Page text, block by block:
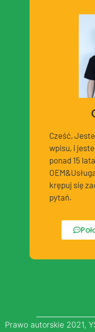
Cześć,
wpisu, i
ponad 15
krępuj się
pytań.
Prawo autorskie 2021,